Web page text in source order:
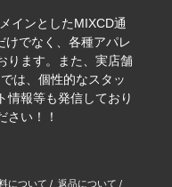
インとしたMIXCD通
けでなく、各種アパレ
ります。また、実店舗
では、個性的なスタッ
情報等も発信しており
さい！！
について / 返品について /